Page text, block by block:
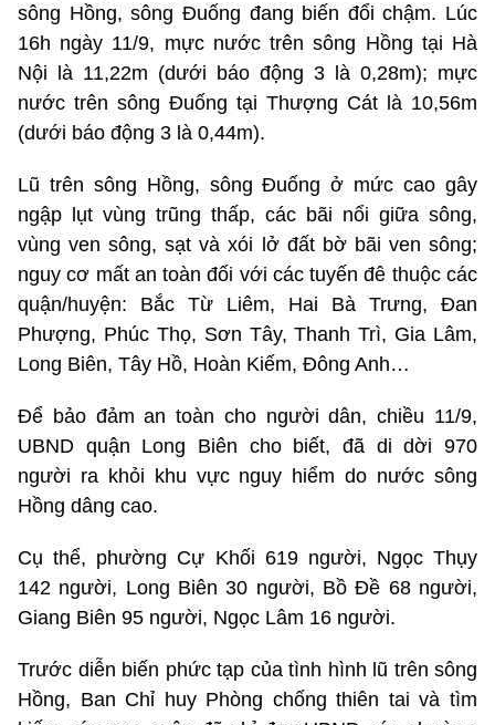
sông Hồng, sông Đuống đang biến đổi chậm. Lúc
16h ngày 11/9, mực nước trên sông Hồng tại Hà
Nội là 11,22m (dưới báo động 3 là 0,28m); mực
nước trên sông Đuống tại Thượng Cát là 10,56m
(dưới báo động 3 là 0,44m).
Lũ trên sông Hồng, sông Đuống ở mức cao gây
ngập lụt vùng trũng thấp, các bãi nổi giữa sông,
vùng ven sông, sạt và xói lở đất bờ bãi ven sông;
nguy cơ mất an toàn đối với các tuyến đê thuộc các
quận/huyện: Bắc Từ Liêm, Hai Bà Trưng, Đan
Phượng, Phúc Thọ, Sơn Tây, Thanh Trì, Gia Lâm,
Long Biên, Tây Hồ, Hoàn Kiếm, Đông Anh…
Để bảo đảm an toàn cho người dân, chiều 11/9,
UBND quận Long Biên cho biết, đã di dời 970
người ra khỏi khu vực nguy hiểm do nước sông
Hồng dâng cao.
Cụ thể, phường Cự Khối 619 người, Ngọc Thụy
142 người, Long Biên 30 người, Bồ Đề 68 người,
Giang Biên 95 người, Ngọc Lâm 16 người.
Trước diễn biến phức tạp của tình hình lũ trên sông
Hồng, Ban Chỉ huy Phòng chống thiên tai và tìm